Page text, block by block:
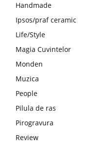
Handmade
Ipsos/praf ceramic
Life/Style
Magia Cuvintelor
Monden
Muzica
People
Pilula de ras
Pirogravura
Review